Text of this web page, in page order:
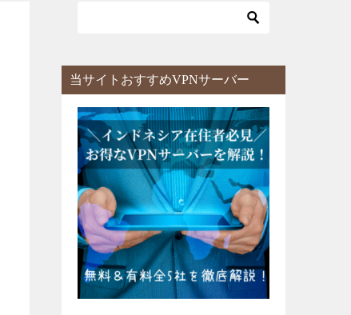
当サイトおすすめVPNサーバー